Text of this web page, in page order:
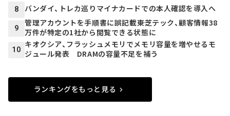
8 バンダイ、トレカ巡りマイナカードでの本人確認を導入へ
9
管理アカウントを手順書に誤記載――東芝テック、顧客情報38
万件が特定の1社から閲覧できる状態に
10
キオクシア、フラッシュメモリでメモリ容量を増やせるモ
ジュール発表 DRAMの容量不足を補う
ランキングをもっと見る